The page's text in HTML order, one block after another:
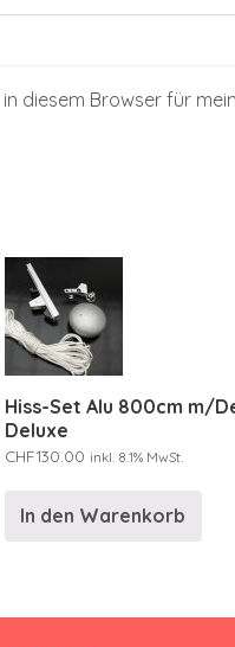
diesem Browser für
Hiss-Set Alu 800cm m/
Deluxe
CHF130.00 inkl. 8.1% MwSt.
In den Warenkorb